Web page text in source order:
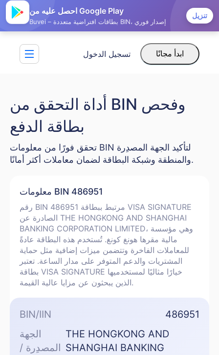
احصل عليه من Google Play
Buvei – بطاقات افتراضية متعددة BIN، إصدار فوري
تنزيل
تسجيل الدخول ابدأ مجانًا
أداة التحقق من BIN وفحص
بطاقة الدفع
تحقق فورًا من معلومات BIN لتأكيد الجهة المصدِرة
والمنطقة وشبكة البطاقة لضمان معاملات أكثر أمانًا.
معلومات BIN 486951
رقم BIN 486951 مرتبط ببطاقة VISA SIGNATURE
الصادرة عن THE HONGKONG AND SHANGHAI
BANKING CORPORATION LIMITED، وهي مؤسسة
مالية مقرها هونغ كونغ. تُستخدم هذه البطاقة عادةً
للمعاملات الفاخرة وتتضمن ميزات إضافية مثل حماية
المشتريات والدعم المتوفر على مدار الساعة. تعتبر
بطاقة VISA SIGNATURE خيارًا مثاليًا لمستخدميها
الذين يبحثون عن مزايا عالية القيمة.
BIN/IIN
486951
الجهة
المصدِرة /
THE HONGKONG AND
SHANGHAI BANKING